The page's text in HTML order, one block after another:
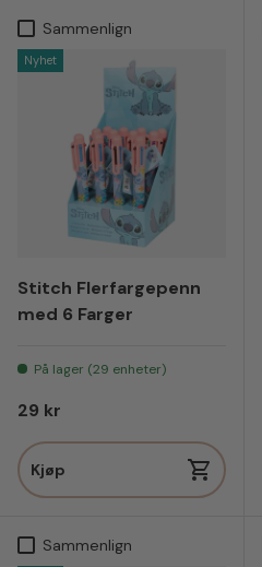
Sammenlign
Nyhet
Stitch Flerfargepenn
med 6 Farger
På lager (29 enheter)
Vanlig pris
29 kr
Kjøp
Sammenlign